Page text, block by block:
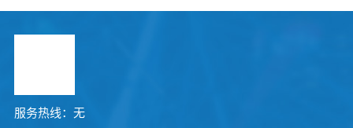
服务热线：无